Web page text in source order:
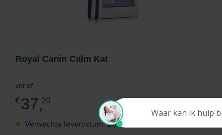
Royal Canin Calm Kat
vanaf
€ 37,20
Verwachte leverdatum: 2026-08-11